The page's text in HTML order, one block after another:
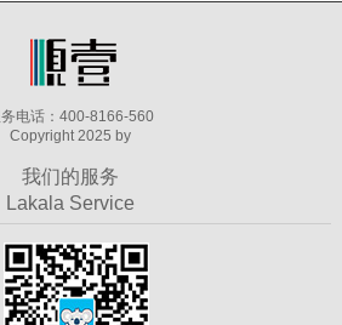
务电话：400-8166-560
Copyright 2025 by
我们的服务
Lakala Service